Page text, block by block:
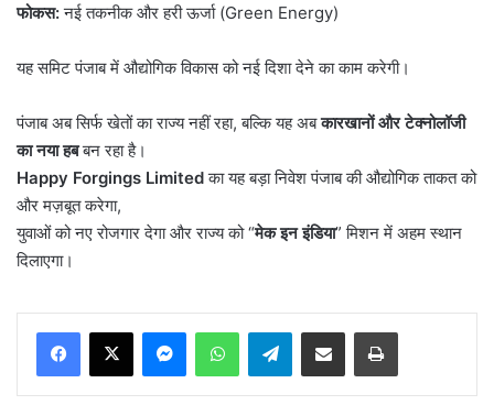
फोकस:नई तकनीक और हरी ऊर्जा (Green Energy)
यह समिट पंजाब में औद्योगिक विकास को नई दिशा देने का काम करेगी।
पंजाब अब सिर्फ खेतों का राज्य नहीं रहा, बल्कि यह अबकारखानों और टेक्नोलॉजी
का नया हबबन रहा है।
Happy Forgings Limitedका यह बड़ा निवेश पंजाब की औद्योगिक ताकत को
और मज़बूत करेगा,
युवाओं को नए रोजगार देगा और राज्य को “मेक इन इंडिया” मिशन में अहम स्थान
दिलाएगा।
MessengerWhatsAppTelegramShare via Email Print